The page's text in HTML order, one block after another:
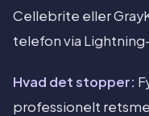
Cellebrite eller
telefon via
Hvad det stopper:
professionelt